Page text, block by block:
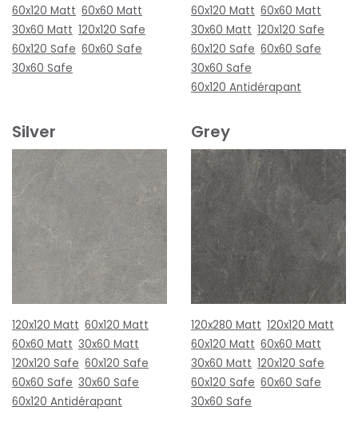
60x120 Matt 60x60 Matt
30x60 Matt 120x120 Safe
60x120 Safe 60x60 Safe
30x60 Safe
60x120 Matt 60x60 Matt
30x60 Matt 120x120 Safe
60x120 Safe 60x60 Safe
30x60 Safe
60x120 Antidérapant
Silver
120x120 Matt 60x120 Matt
60x60 Matt 30x60 Matt
120x120 Safe 60x120 Safe
60x60 Safe 30x60 Safe
60x120 Antidérapant
Grey
120x280 Matt 120x120 Matt
60x120 Matt 60x60 Matt
30x60 Matt 120x120 Safe
60x120 Safe 60x60 Safe
30x60 Safe